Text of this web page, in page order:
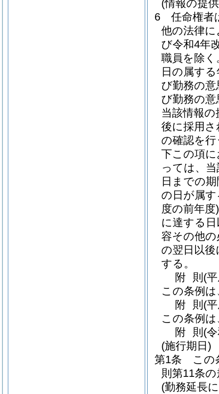
(情報の提
6
任命権者
他の法律
び令和4年
職員を除
日の属す
び勤務の
び勤務の
当該情報
後に採用
の確認を
下この項
っては、
日までの
の日が属
度の前年度)
に達する
容その他
の翌日以
する。
附 則 (
この条例
附 則 (
この条例
附 則 (
(施行期日)
第1条
この
則第11条
(勤務延長